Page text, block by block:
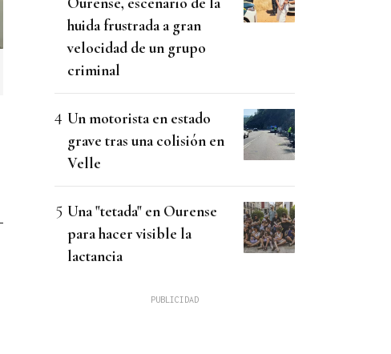
huida frustrada a gran
velocidad de un grupo
criminal
Un motorista en estado
grave tras una colisión en
Velle
Una "tetada" en Ourense
para hacer visible la
lactancia